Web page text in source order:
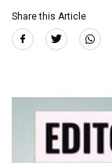
Share this Article